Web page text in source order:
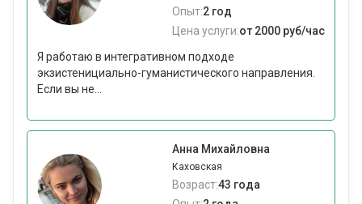
Опыт:2 год
Цена услуги:от 2000 руб/час
Я работаю в интегративном подходе
экзистенициально-гуманистического направления.
Если вы не...
Анна Михайловна
Каховская
Возраст:43 года